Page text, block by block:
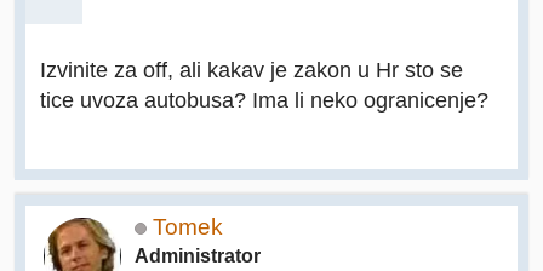
Izvinite za off, ali kakav je zakon u Hr sto se
tice uvoza autobusa? Ima li neko ogranicenje?
Tomek
Administrator